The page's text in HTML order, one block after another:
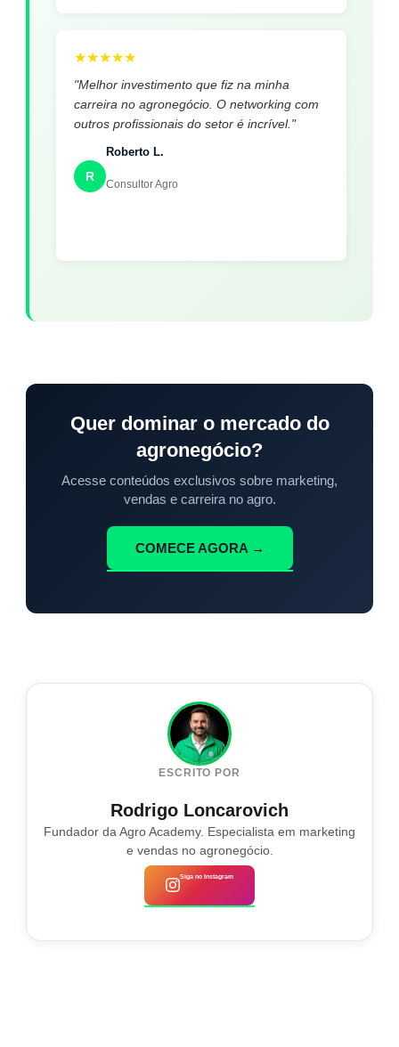
★★★★★
"Melhor investimento que fiz na minha
carreira no agronegócio. O networking com
outros profissionais do setor é incrível."
R
Roberto L.
Consultor Agro
Quer dominar o mercado do
agronegócio?
Acesse conteúdos exclusivos sobre marketing,
vendas e carreira no agro.
COMECE AGORA →
ESCRITO POR
Rodrigo Loncarovich
Fundador da Agro Academy. Especialista em marketing
e vendas no agronegócio.
Siga no Instagram